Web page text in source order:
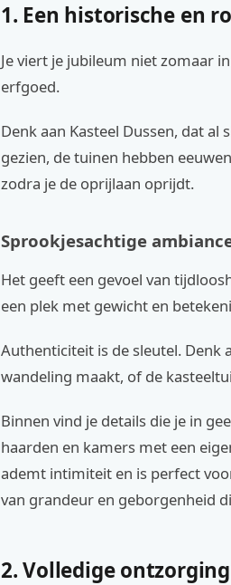
1. Een historische en
Je viert je jubileum niet zomaar
erfgoed.
Denk aan Kasteel Dussen, dat
gezien, de tuinen hebben
zodra je de oprijlaan oprijdt.
Sprookjesachtige
Het geeft een gevoel van
een plek met gewicht en
Authenticiteit is de sleutel. Denk
wandeling maakt, of de
Binnen vind je details die je in
haarden en kamers met een
ademt intimiteit en is perfect
van grandeur en geborgenheid
2. Volledige